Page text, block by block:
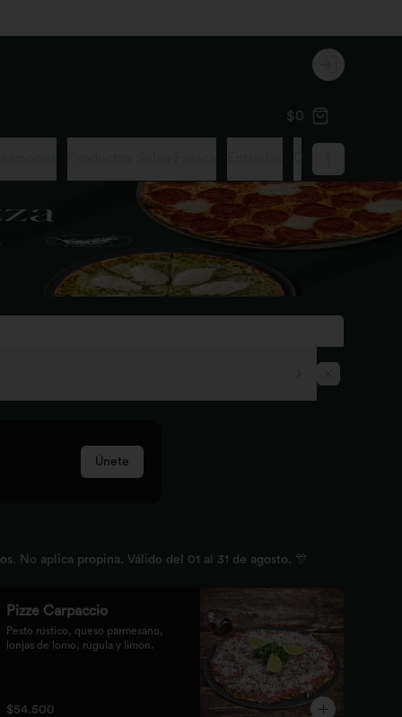
Login
$0
Únete
No aplica propina. Válido del 01 al 31 de agosto. 🎊
Pizze Carpaccio
Pesto rústico, queso parmesano,
lonjas de lomo, rúgula y limón.
$54.500